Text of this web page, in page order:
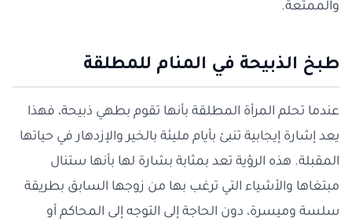
والممتعة.
طبخ الذبيحة في المنام للمطلقة
عندما تحلم المرأة المطلقة بأنها تقوم بطهي ذبيحة، فهذا
يعد إشارة إيجابية تنبئ بأيام مليئة بالخير والإزدهار في حياتها
المقبلة. هذه الرؤية تعد بمثابة بشارة لها بأنها ستنال
مبتغاها والأشياء التي ترغب بها من زوجها السابق بطريقة
سلسة وميسرة، دون الحاجة إلى التوجه إلى المحاكم أو